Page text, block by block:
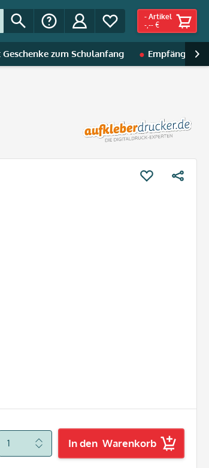
- Artikel
-,-- €
zum Schulanfang Empfänger |

In den Warenkorb